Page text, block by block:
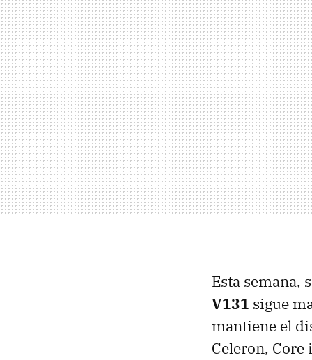
Esta semana,
V131 sigue
mantiene el
Celeron, Core